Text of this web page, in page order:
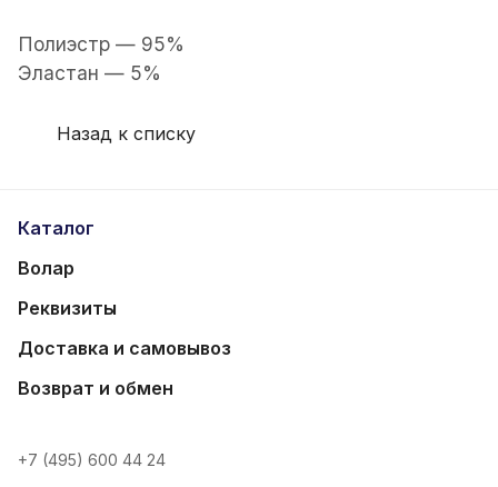
Полиэстр — 95%
Эластан — 5%
Назад к списку
Каталог
Волар
Реквизиты
Доставка и самовывоз
Возврат и обмен
+7 (495) 600 44 24